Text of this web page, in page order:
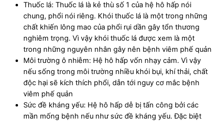
Thuốc lá: Thuốc lá là kẻ thù số 1 của hệ hô hấp nói
chung, phổi nói riêng. Khói thuốc lá là một trong những
chất khiến lông mao của phổi rụi dần gây tổn thương
nghiêm trọng. Vì vậy khói thuốc lá được xem là một
trong những nguyên nhân gây nên bệnh viêm phế quản
Môi trường ô nhiễm: Hệ hô hấp vốn nhạy cảm. Vì vậy
nếu sống trong môi trường nhiều khói bụi, khí thải, chất
độc hại sẽ kích thích phổi, dẫn tới nguy cơ mắc bệnh
viêm phế quản
Sức đề kháng yếu: Hệ hô hấp dễ bị tấn công bởi các
mần mống bệnh nếu như sức đề kháng yếu. Đặc biệt